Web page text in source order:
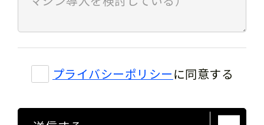
プライバシーポリシーに同意する